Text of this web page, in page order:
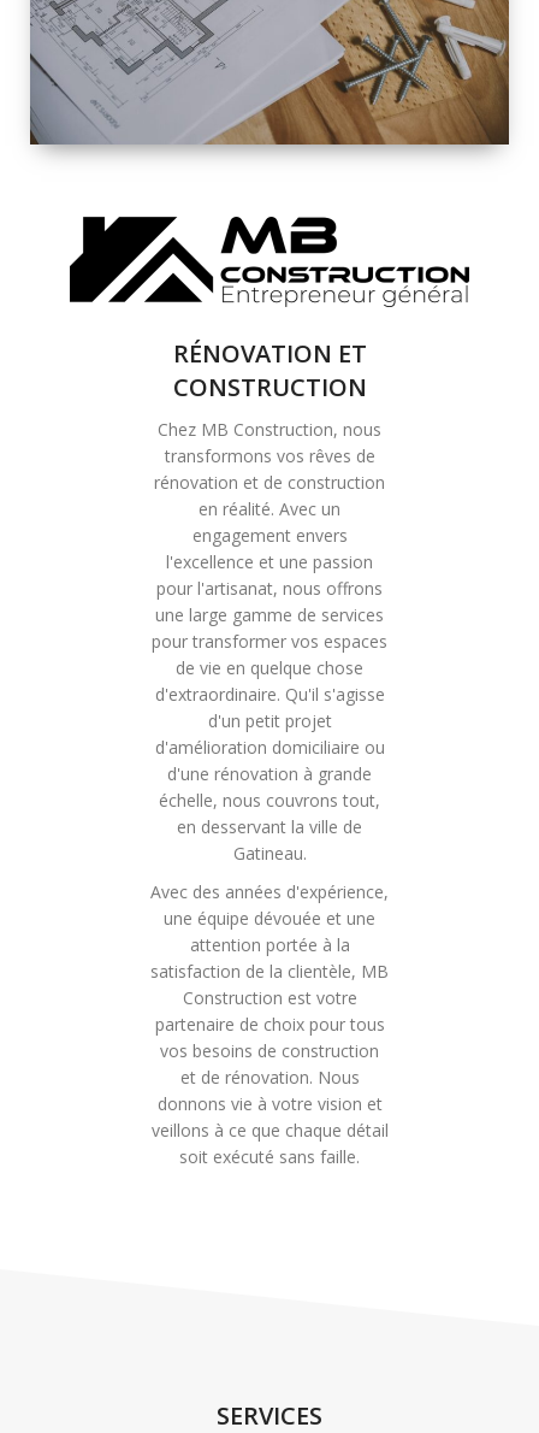
SOLUTIONS DE
RÉNOVATION
COMPLÈTE
RÉNOVATION ET
CONSTRUCTION
Chez MB Construction, nous
transformons vos rêves de
rénovation et de construction
en réalité. Avec un
engagement envers
l'excellence et une passion
pour l'artisanat, nous offrons
une large gamme de services
pour transformer vos espaces
de vie en quelque chose
d'extraordinaire. Qu'il s'agisse
d'un petit projet
d'amélioration domiciliaire ou
d'une rénovation à grande
échelle, nous couvrons tout,
en desservant la ville de
Gatineau.
Avec des années d'expérience,
une équipe dévouée et une
attention portée à la
satisfaction de la clientèle, MB
Construction est votre
partenaire de choix pour tous
vos besoins de construction
et de rénovation. Nous
donnons vie à votre vision et
veillons à ce que chaque détail
soit exécuté sans faille.
SERVICES